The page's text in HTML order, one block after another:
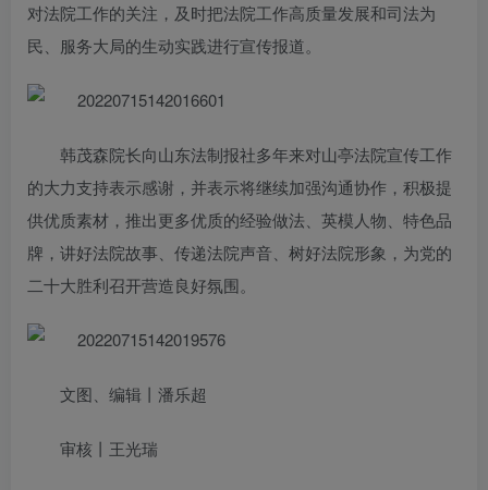
对法院工作的关注，及时把法院工作高质量发展和司法为
民、服务大局的生动实践进行宣传报道。
韩茂森院长向山东法制报社多年来对山亭法院宣传工作
的大力支持表示感谢，并表示将继续加强沟通协作，积极提
供优质素材，推出更多优质的经验做法、英模人物、特色品
牌，讲好法院故事、传递法院声音、树好法院形象，为党的
二十大胜利召开营造良好氛围。
文图、编辑丨潘乐超
审核丨王光瑞